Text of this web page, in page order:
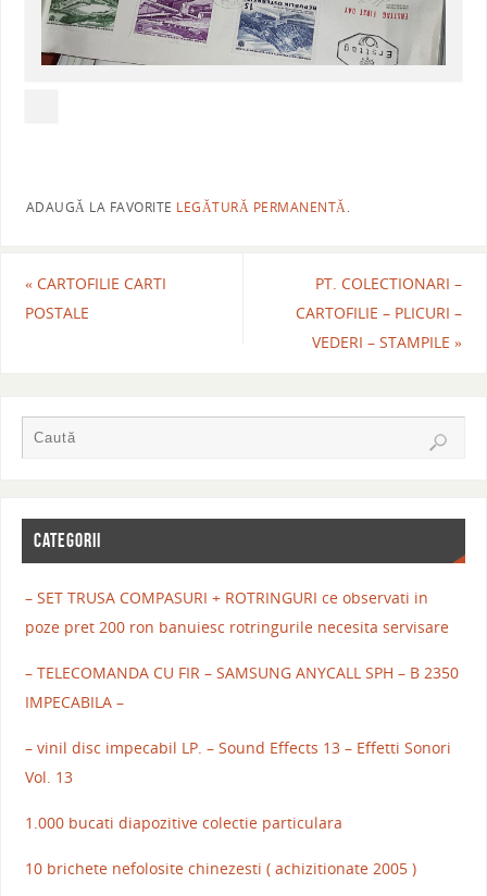
ADAUGĂ LA FAVORITE LEGĂTURĂ PERMANENTĂ.
«CARTOFILIE CARTI
POSTALE
PT. COLECTIONARI –
CARTOFILIE – PLICURI –
VEDERI – STAMPILE»
CATEGORII
– SET TRUSA COMPASURI + ROTRINGURI ce observati in
poze pret 200 ron banuiesc rotringurile necesita servisare
– TELECOMANDA CU FIR – SAMSUNG ANYCALL SPH – B 2350
IMPECABILA –
– vinil disc impecabil LP. – Sound Effects 13 – Effetti Sonori
Vol. 13
1.000 bucati diapozitive colectie particulara
10 brichete nefolosite chinezesti ( achizitionate 2005 )